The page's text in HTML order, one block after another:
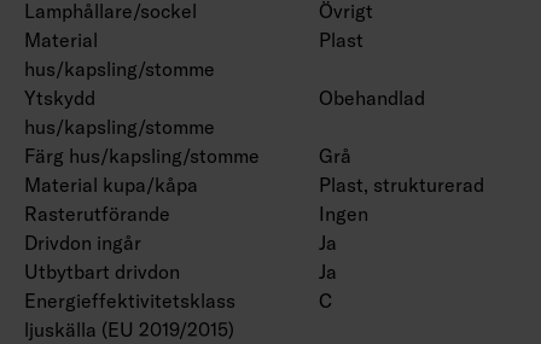
Lamphållare/sockel
Övrigt
Material
hus/kapsling/stomme
Plast
Ytskydd
hus/kapsling/stomme
Obehandlad
Färg hus/kapsling/stomme
Grå
Material kupa/kåpa
Plast, strukturerad
Rasterutförande
Ingen
Drivdon ingår
Ja
Utbytbart drivdon
Ja
Energieffektivitetsklass
ljuskälla (EU 2019/2015)
C